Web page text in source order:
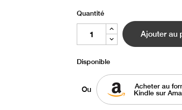
Quantité
Ajouter au
Disponible
Ou
Acheter au
Kindle sur